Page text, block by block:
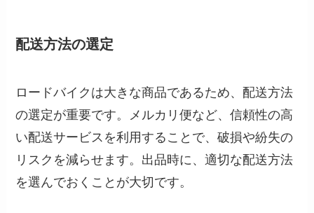
配送方法の選定
ロードバイクは大きな商品であるため、配送方法
の選定が重要です。メルカリ便など、信頼性の高
い配送サービスを利用することで、破損や紛失の
リスクを減らせます。出品時に、適切な配送方法
を選んでおくことが大切です。